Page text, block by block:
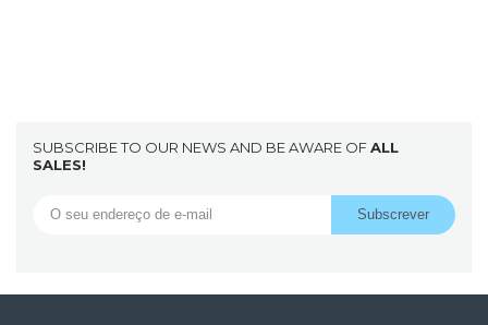
SUBSCRIBE TO OUR NEWS AND BE AWARE OFALL
SALES!